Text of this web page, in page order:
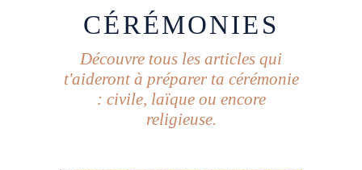
CÉRÉMONIES
Découvre tous les articles qui
t'aideront à préparer ta cérémonie
: civile, laïque ou encore
religieuse.